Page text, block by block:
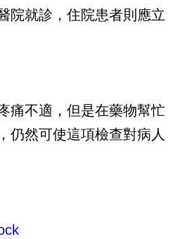
院就診，住院患者則應立
痛不適，但是在藥物幫忙
仍然可使這項檢查對病人